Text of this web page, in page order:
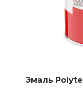
Эмаль